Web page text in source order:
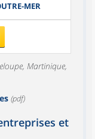
MER
Martinique,
(pdf)
et